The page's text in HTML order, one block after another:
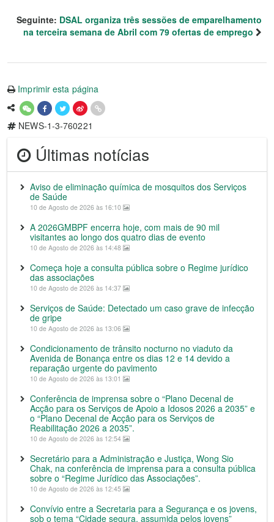
Seguinte: DSAL organiza três sessões de emparelhamento
na terceira semana de Abril com 79 ofertas de emprego
Imprimir esta página
NEWS-1-3-760221
Últimas notícias
Aviso de eliminação química de mosquitos dos Serviços
de Saúde
10 de Agosto de 2026 às 16:10
A 2026GMBPF encerra hoje, com mais de 90 mil
visitantes ao longo dos quatro dias de evento
10 de Agosto de 2026 às 14:48
Começa hoje a consulta pública sobre o Regime jurídico
das associações
10 de Agosto de 2026 às 14:37
Serviços de Saúde: Detectado um caso grave de infecção
de gripe
10 de Agosto de 2026 às 13:06
Condicionamento de trânsito nocturno no viaduto da
Avenida de Bonança entre os dias 12 e 14 devido a
reparação urgente do pavimento
10 de Agosto de 2026 às 13:01
Conferência de imprensa sobre o “Plano Decenal de
Acção para os Serviços de Apoio a Idosos 2026 a 2035” e
o “Plano Decenal de Acção para os Serviços de
Reabilitação 2026 a 2035”.
10 de Agosto de 2026 às 12:54
Secretário para a Administração e Justiça, Wong Sio
Chak, na conferência de imprensa para a consulta pública
sobre o “Regime Jurídico das Associações”.
10 de Agosto de 2026 às 12:45
Convívio entre a Secretaria para a Segurança e os jovens,
sob o tema “Cidade segura, assumida pelos jovens”